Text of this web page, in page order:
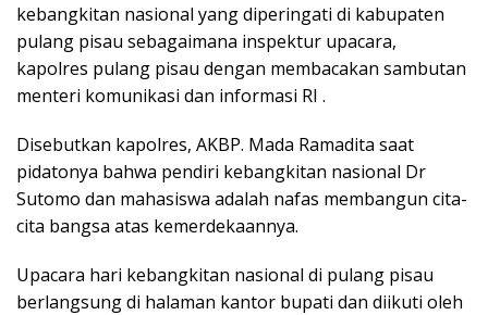
kebangkitan nasional yang diperingati di kabupaten
pulang pisau sebagaimana inspektur upacara,
kapolres pulang pisau dengan membacakan sambutan
menteri komunikasi dan informasi RI .
Disebutkan kapolres, AKBP. Mada Ramadita saat
pidatonya bahwa pendiri kebangkitan nasional Dr
Sutomo dan mahasiswa adalah nafas membangun cita-
cita bangsa atas kemerdekaannya.
Upacara hari kebangkitan nasional di pulang pisau
berlangsung di halaman kantor bupati dan diikuti oleh